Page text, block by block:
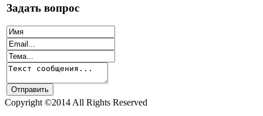
Задать вопрос
Copyright ©2014 All Rights Reserved